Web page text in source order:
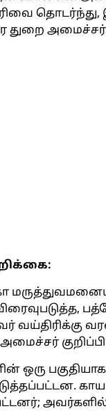
தொடர்ந்து,
துறை
வய்திரிக்கு
ஒரு
அவர்களில்